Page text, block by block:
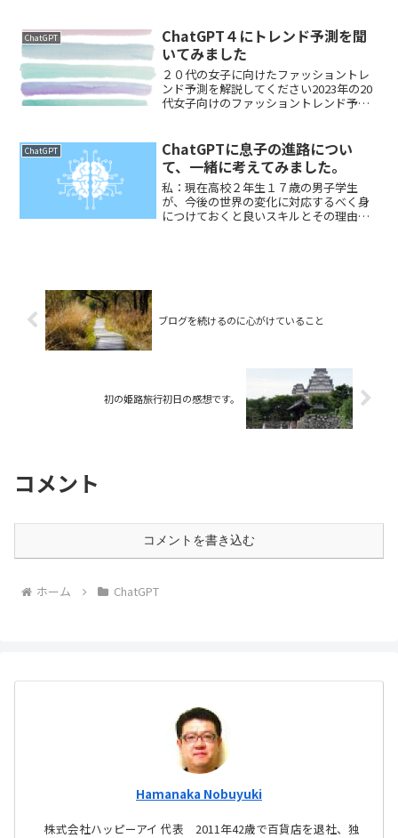
ば何の時代だと言えるかをまとめてくだ
さい以下は、19...
ChatGPT
ChatGPT４にトレンド予測を聞
いてみました
２０代の女子に向けたファッショントレ
ンド予測を解説してください2023年の20
代女子向けのファッショントレンド予測
め、これらの予測を参考にしながら、自
分のスタイルや好み...
ChatGPT
ChatGPTに息子の進路につい
て、一緒に考えてみました。
私：現在高校２年生１７歳の男子学生
が、今後の世界の変化に対応するべく身
につけておくと良いスキルとその理由を
ブログを続けるのに心がけていること
初の姫路旅行初日の感想です。
コメント
コメントを書き込む
ホーム ChatGPT
Hamanaka Nobuyuki
株式会社ハッピーアイ 代表 2011年42歳で百貨店を退社、独